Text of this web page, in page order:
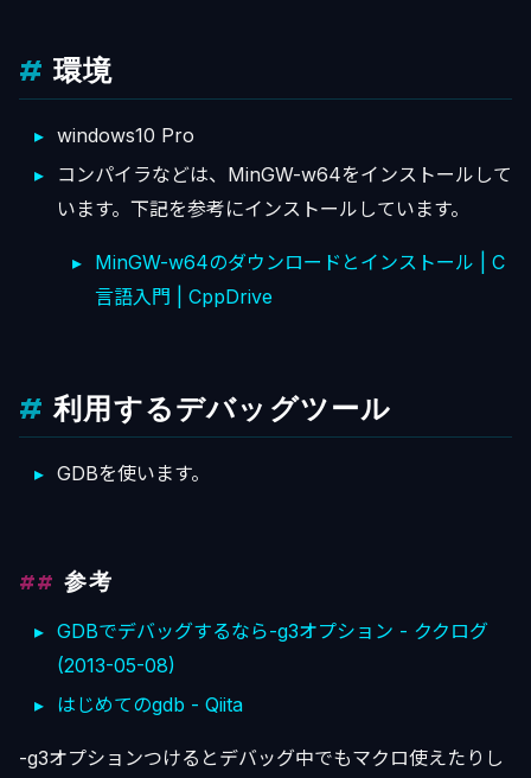
環境
windows10 Pro
コンパイラなどは、MinGW-w64をインストールして
います。下記を参考にインストールしています。
MinGW-w64のダウンロードとインストール | C
言語入門 | CppDrive
利用するデバッグツール
GDBを使います。
参考
GDBでデバッグするなら-g3オプション - ククログ
(2013-05-08)
はじめてのgdb - Qiita
-g3オプションつけるとデバッグ中でもマクロ使えたりし